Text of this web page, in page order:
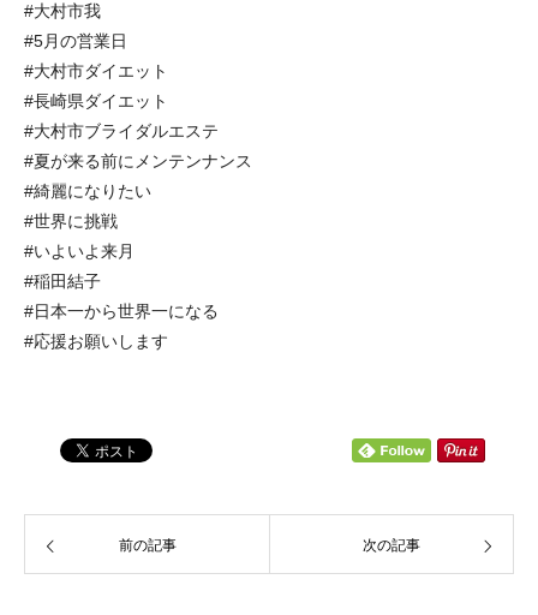
#大村市我
#5月の営業日
#大村市ダイエット
#長崎県ダイエット
#大村市ブライダルエステ
#夏が来る前にメンテンナンス
#綺麗になりたい
#世界に挑戦
#いよいよ来月
#稲田結子
#日本一から世界一になる
#応援お願いします
前の記事 次の記事